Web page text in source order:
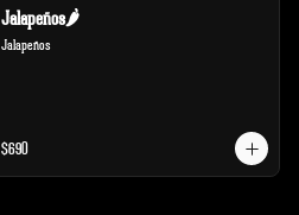
Jalapeños🌶️
Jalapeños
$690